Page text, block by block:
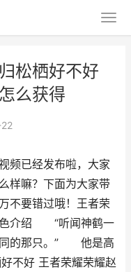
松栖好不好
么获得
已经发布啦，大家
样嘛？下面为大家带
不要错过哦！王者荣
介绍 “听闻神鹤一
同的那只。” 他是高
不好 王者荣耀荣耀赵